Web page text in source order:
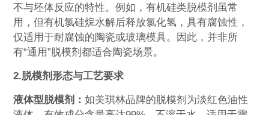
不与坯体反应的特性。例如，有机硅类脱模剂虽常
用，但有机氯硅烷水解后释放氯化氢，具有腐蚀性，
仅适用于耐腐蚀的陶瓷或玻璃模具。因此，并非所
有“通用”脱模剂都适合陶瓷场景。
2.脱模剂形态与工艺要求‌
液体型脱模剂‌：如美琪林品牌的脱模剂为淡红色油性